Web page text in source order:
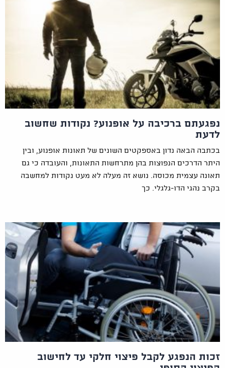
נפגעתם ברכיבה על אופנוע? נקודות שחשוב
לדעת
בכתבה הבאה נדון באספקטים השונים של תאונות אופנוע, ובין
היתר הדרכים הנפוצות בהן מתרחשות התאונות, והעובדה כי גם
תאונה עצמית מכוסה. נושא זה מעלה לא מעט נקודות למחשבה
בקרב נהגי הדו-גלגלי. כך
זכות הנפגע לקבל פיצוי חלקי עד לחישוב